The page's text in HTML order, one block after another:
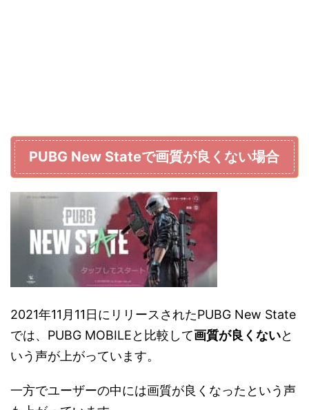
PUBG New Stateで画質が良くない場合
2021年11月11日にリリースされたPUBG New State
では、PUBG MOBILEと比較して画質が良くないと
いう声が上がっています。
一方でユーザーの中には画質が良くなったという声